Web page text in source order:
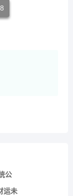
公
运未